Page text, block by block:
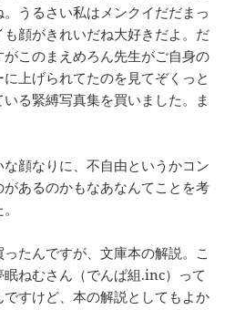
うるさい私はメンクイだだまっ
顔がきれいだね大好きだよ。だ
このまえめろん先生がご自身の
上げられてたのを見てぞくっと
る緊縛写真集を買いました。ま
顔なりに、不自由というかコン
あるのかもなあなんてことを考
たんですが、文庫本の解説。こ
ねむさん（でんぱ組.inc）って
すけど、本の解説としてもよか